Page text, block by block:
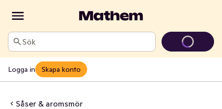
Sök
Logga in Skapa konto
Såser & aromsmör